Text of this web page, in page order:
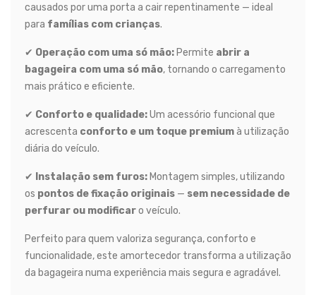
causados por uma porta a cair repentinamente — ideal
para famílias com crianças.
✔ Operação com uma só mão: Permite abrir a
bagageira com uma só mão, tornando o carregamento
mais prático e eficiente.
✔ Conforto e qualidade:Um acessório funcional que
acrescenta conforto e um toque premiumà utilização
diária do veículo.
✔ Instalação sem furos: Montagem simples, utilizando
os pontos de fixação originais — sem necessidade de
perfurar ou modificaro veículo.
Perfeito para quem valoriza segurança, conforto e
funcionalidade, este amortecedor transforma a utilização
da bagageira numa experiência mais segura e agradável.